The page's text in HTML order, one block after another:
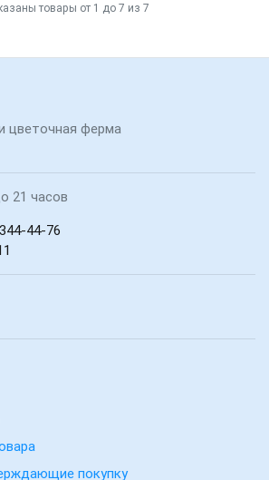
товары от 1 до 7 из 7
цветочная ферма
21 часов
44-76
покупку